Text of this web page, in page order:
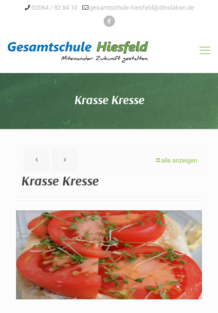
02064 / 82 84 10 gesamtschule-hiesfeld@dinslaken.de
Krasse Kresse
alle anzeigen
Krasse Kresse